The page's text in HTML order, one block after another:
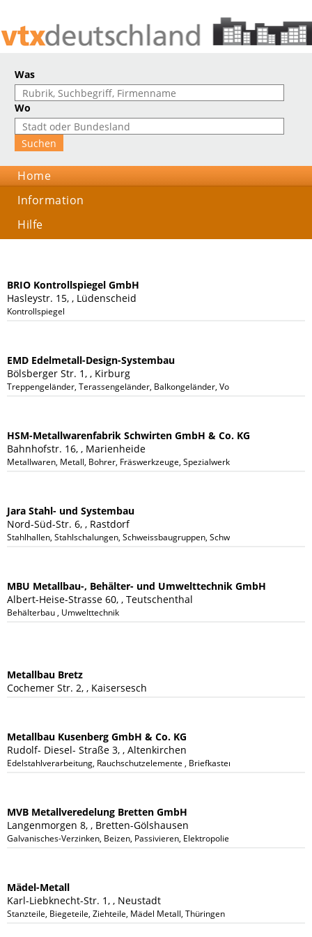
Was
Wo
Home
Information
Hilfe
BRIO Kontrollspiegel GmbH
Hasleystr. 15, , Lüdenscheid
Kontrollspiegel
EMD Edelmetall-Design-Systembau
Bölsberger Str. 1, , Kirburg
Treppengeländer, Terassengeländer, Balkongeländer, Volieren
HSM-Metallwarenfabrik Schwirten GmbH & Co. KG
Bahnhofstr. 16, , Marienheide
Metallwaren, Metall, Bohrer, Fräswerkzeuge, Spezialwerkzeuge
Jara Stahl- und Systembau
Nord-Süd-Str. 6, , Rastdorf
Stahlhallen, Stahlschalungen, Schweissbaugruppen, Schweißvorrichtungen,
MBU Metallbau-, Behälter- und Umwelttechnik GmbH
Albert-Heise-Strasse 60, , Teutschenthal
Behälterbau , Umwelttechnik
Metallbau Bretz
Cochemer Str. 2, , Kaisersesch
Metallbau Kusenberg GmbH & Co. KG
Rudolf- Diesel- Straße 3, , Altenkirchen
Edelstahlverarbeitung, Rauchschutzelemente , Briefkastenanlagen, Rolladen,
MVB Metallveredelung Bretten GmbH
Langenmorgen 8, , Bretten-Gölshausen
Galvanisches-Verzinken, Beizen, Passivieren, Elektropolieren, Vernickeln,
Mädel-Metall
Karl-Liebknecht-Str. 1, , Neustadt
Stanzteile, Biegeteile, Ziehteile, Mädel Metall, Thüringen